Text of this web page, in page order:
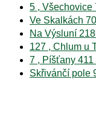
5 , Všechovice
Ve Skalkách
Na Výsluní
127 , Chlum u
7 , Píšťany 411
Skřivánčí pole